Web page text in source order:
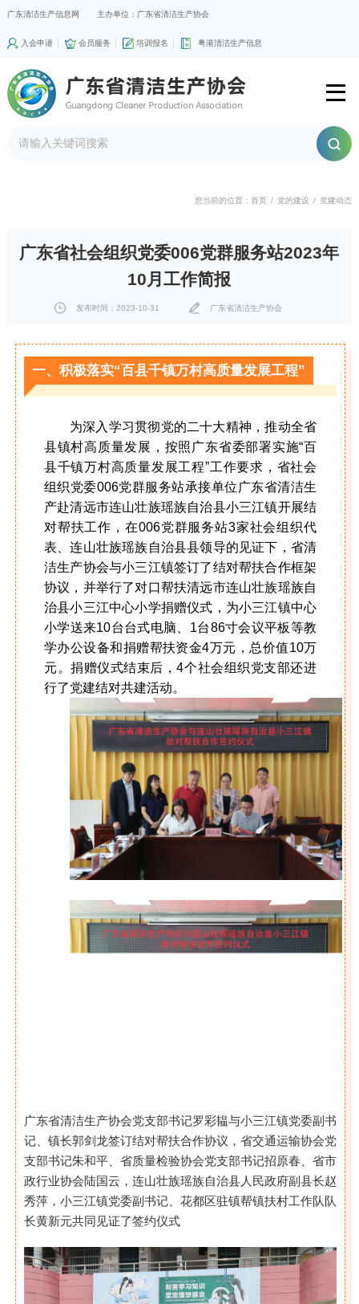
广东清洁生产信息网 主办单位：广东省清洁生产协会
入会申请 会员服务 培训报名 粤港清洁生产信息
您当前的位置：首页 / 党的建设 / 党建动态
广东省社会组织党委006党群服务站2023年
10月工作简报
发布时间：2023-10-31 广东省清洁生产协会
一、积极落实“百县千镇万村高质量发展工程”
为深入学习贯彻党的二十大精神，推动全省
县镇村高质量发展，按照广东省委部署实施“百
县千镇万村高质量发展工程”工作要求，省社会
组织党委006党群服务站承接单位广东省清洁生
产赴清远市连山壮族瑶族自治县小三江镇开展结
对帮扶工作，在006党群服务站3家社会组织代
表、连山壮族瑶族自治县县领导的见证下，省清
洁生产协会与小三江镇签订了结对帮扶合作框架
协议，并举行了对口帮扶清远市连山壮族瑶族自
治县小三江中心小学捐赠仪式，为小三江镇中心
小学送来10台台式电脑、1台86寸会议平板等教
学办公设备和捐赠帮扶资金4万元，总价值10万
元。捐赠仪式结束后，4个社会组织党支部还进
行了党建结对共建活动。
广东省清洁生产协会党支部书记罗彩韫与小三江镇党委副书
记、镇长郭剑龙签订结对帮扶合作协议，省交通运输协会党
支部书记朱和平、省质量检验协会党支部书记招原春、省市
政行业协会陆国云，连山壮族瑶族自治县人民政府副县长赵
秀萍，小三江镇党委副书记、花都区驻镇帮镇扶村工作队队
长黄新元共同见证了签约仪式